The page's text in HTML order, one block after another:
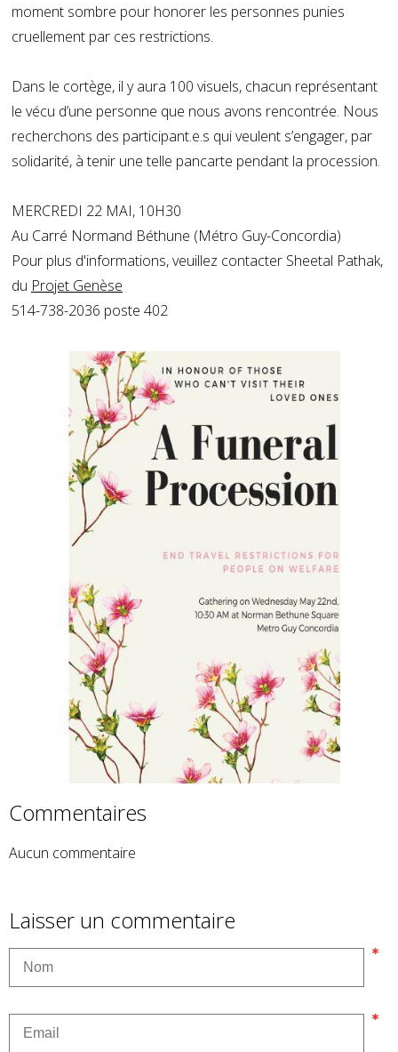
moment sombre pour honorer les personnes punies
cruellement par ces restrictions.
Dans le cortège, il y aura 100 visuels, chacun représentant
le vécu d’une personne que nous avons rencontrée. Nous
recherchons des participant.e.s qui veulent s’engager, par
solidarité, à tenir une telle pancarte pendant la procession.
MERCREDI 22 MAI, 10H30
Au Carré Normand Béthune (Métro Guy-Concordia)
Pour plus d'informations, veuillez contacter Sheetal Pathak,
du Projet Genèse
514-738-2036 poste 402
Commentaires
Aucun commentaire
Laisser un commentaire